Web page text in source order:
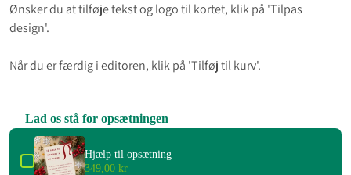
Ønsker du at tilføje tekst og logo til kortet, klik på 'Tilpas
design'.
Når du er færdig i editoren, klik på 'Tilføj til kurv'.
Lad os stå for opsætningen
Use the Previous and Next buttons to navigate through product
Hjælp til opsætning
349,00 kr